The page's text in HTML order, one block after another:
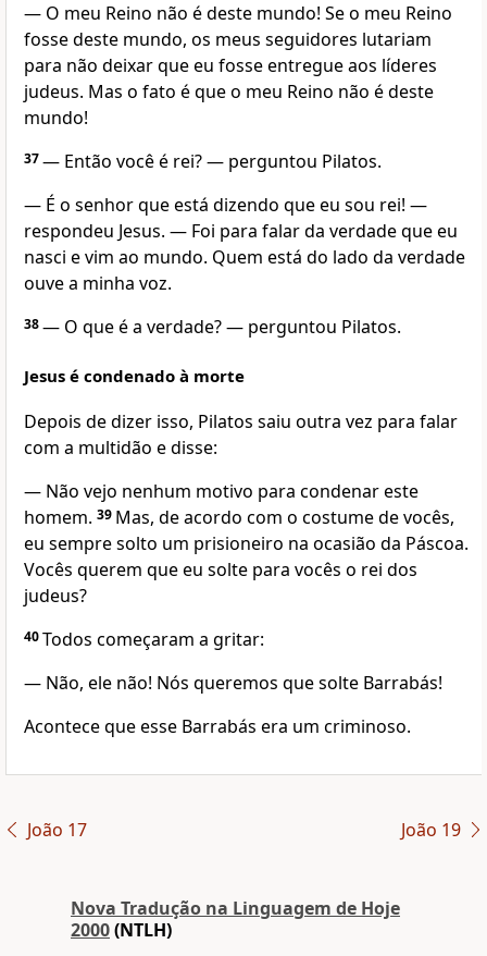
— O meu Reino não é deste mundo! Se o meu Reino
fosse deste mundo, os meus seguidores lutariam
para não deixar que eu fosse entregue aos líderes
judeus. Mas o fato é que o meu Reino não é deste
mundo!
37— Então você é rei? — perguntou Pilatos.
— É o senhor que está dizendo que eu sou rei! —
respondeu Jesus. — Foi para falar da verdade que eu
nasci e vim ao mundo. Quem está do lado da verdade
ouve a minha voz.
38— O que é a verdade? — perguntou Pilatos.
Jesus é condenado à morte
Depois de dizer isso, Pilatos saiu outra vez para falar
com a multidão e disse:
— Não vejo nenhum motivo para condenar este
homem. 39 Mas, de acordo com o costume de vocês,
eu sempre solto um prisioneiro na ocasião da Páscoa.
Vocês querem que eu solte para vocês o rei dos
judeus?
40Todos começaram a gritar:
— Não, ele não! Nós queremos que solte Barrabás!
Acontece que esse Barrabás era um criminoso.
João 17 João 19
Nova Traduҫão na Linguagem de Hoje
2000(NTLH)